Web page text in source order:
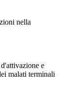
nella
e
malati terminali